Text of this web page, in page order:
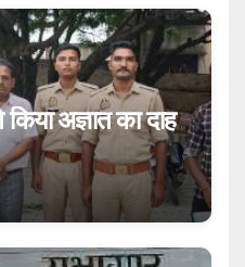
अज्ञात का दाह